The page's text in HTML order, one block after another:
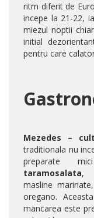
ritm diferit de
incepe la 21-22,
miezul noptii
initial
pentru care
Mezedes –
traditionala nu
preparate
taramosalata,
masline
oregano.
mancarea este